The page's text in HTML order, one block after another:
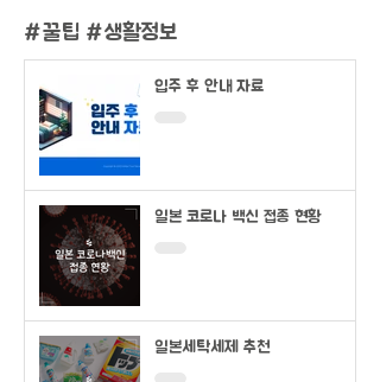
#꿀팁 #생활정보
입주 후 안내 자료
일본 코로나 백신 접종 현황
일본세탁세제 추천